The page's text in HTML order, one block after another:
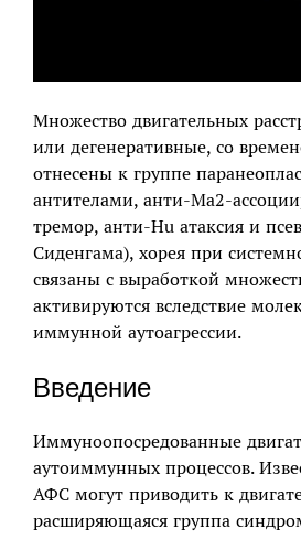
Множество двигательных
или дегенеративные, со
отнесены к группе
антителами, анти-Ma2-
тремор, анти-Hu атаксия и
Сиденгама), хорея при
связаны с выработкой
активируются вследствие
иммунной аутоагрессии.
Введение
Иммуноопосредованные
аутоиммунных процессов.
АФС могут приводить к
расширяющаяся группа